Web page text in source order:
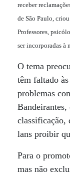
receber
de São Paulo,
Professores,
ser incorporadas à
O tema
têm faltado
problemas
classificação,
lans proibir
Para o
mas não